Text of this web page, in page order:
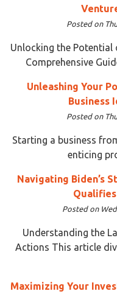
Posted on
Unlocking the Potential
Comprehensive
Unleashing Your
Business
Posted on
Starting a business
enticing
Navigating Biden’s
Qualifies
Posted on
Understanding the
Actions This article
Maximizing Your